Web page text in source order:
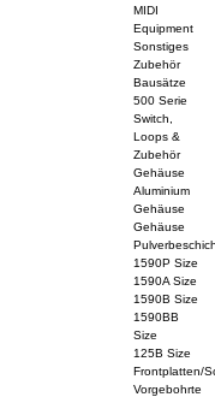
MIDI
Equipment
Sonstiges
Zubehör
Bausätze
500 Serie
Switch,
Loops &
Zubehör
Gehäuse
Aluminium
Gehäuse
Gehäuse
1590P Size
1590A Size
1590B Size
1590BB
Size
125B Size
Frontplatten/
Vorgebohrte